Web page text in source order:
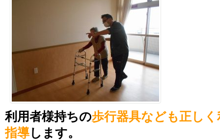
利用者様持ちの歩行器具なども正し
指導します。